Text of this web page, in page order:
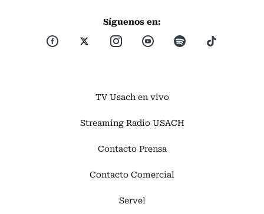
Síguenos en:
TV Usach en vivo
Streaming Radio USACH
Contacto Prensa
Contacto Comercial
Servel